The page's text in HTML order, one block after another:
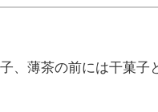
、薄茶の前には干菓子